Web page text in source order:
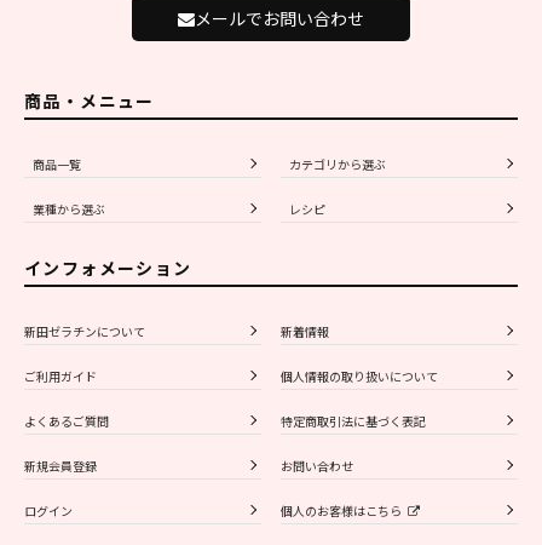
メールでお問い合わせ
商品・メニュー
商品一覧 カテゴリから選ぶ
業種から選ぶ レシピ
インフォメーション
新田ゼラチンについて 新着情報
ご利用ガイド 個人情報の取り扱いについて
よくあるご質問 特定商取引法に基づく表記
新規会員登録 お問い合わせ
ログイン 個人のお客様はこちら